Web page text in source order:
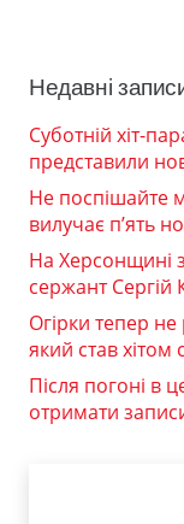
Недавні
Суботній хіт-
представили
Не поспішайте
вилучає п’ять
На Херсонщині
сержант Сергій
Огірки тепер не
який став
Після погоні в
отримати